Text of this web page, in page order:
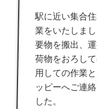
駅に近い集合
業をいたしま
要物を搬出、
荷物をおろし
用しての作業
ッピーへご連
した。